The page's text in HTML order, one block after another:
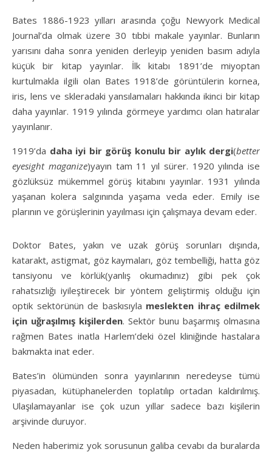
Bates 1886-1923 yılları arasında çoğu Newyork Medical
Journal’da olmak üzere 30 tıbbi makale yayınlar. Bunların
yarısını daha sonra yeniden derleyip yeniden basım adıyla
küçük bir kitap yayınlar. İlk kitabı 1891’de miyoptan
kurtulmakla ilgili olan Bates 1918’de görüntülerin kornea,
iris, lens ve skleradaki yansılamaları hakkında ikinci bir kitap
daha yayınlar. 1919 yılında görmeye yardımcı olan hatıralar
yayınlanır.
1919’da daha iyi bir görüş konulu bir aylık dergi(better
eyesight maganize)yayın tam 11 yıl sürer. 1920 yılında ise
gözlüksüz mükemmel görüş kitabını yayınlar. 1931 yılında
yaşanan kolera salgınında yaşama veda eder. Emily ise
plarının ve görüşlerinin yayılması için çalışmaya devam eder.
Doktor Bates, yakın ve uzak görüş sorunları dışında,
katarakt, astigmat, göz kaymaları, göz tembelliği, hatta göz
tansiyonu ve körlük(yanlış okumadınız) gibi pek çok
rahatsızlığı iyileştirecek bir yöntem geliştirmiş olduğu için
optik sektörünün de baskısıyla meslekten ihraç edilmek
için uğraşılmış kişilerden. Sektör bunu başarmış olmasına
rağmen Bates inatla Harlem’deki özel kliniğinde hastalara
bakmakta inat eder.
Bates’in ölümünden sonra yayınlarının neredeyse tümü
piyasadan, kütüphanelerden toplatılıp ortadan kaldırılmış.
Ulaşılamayanlar ise çok uzun yıllar sadece bazı kişilerin
arşivinde duruyor.
Neden haberimiz yok sorusunun galiba cevabı da buralarda